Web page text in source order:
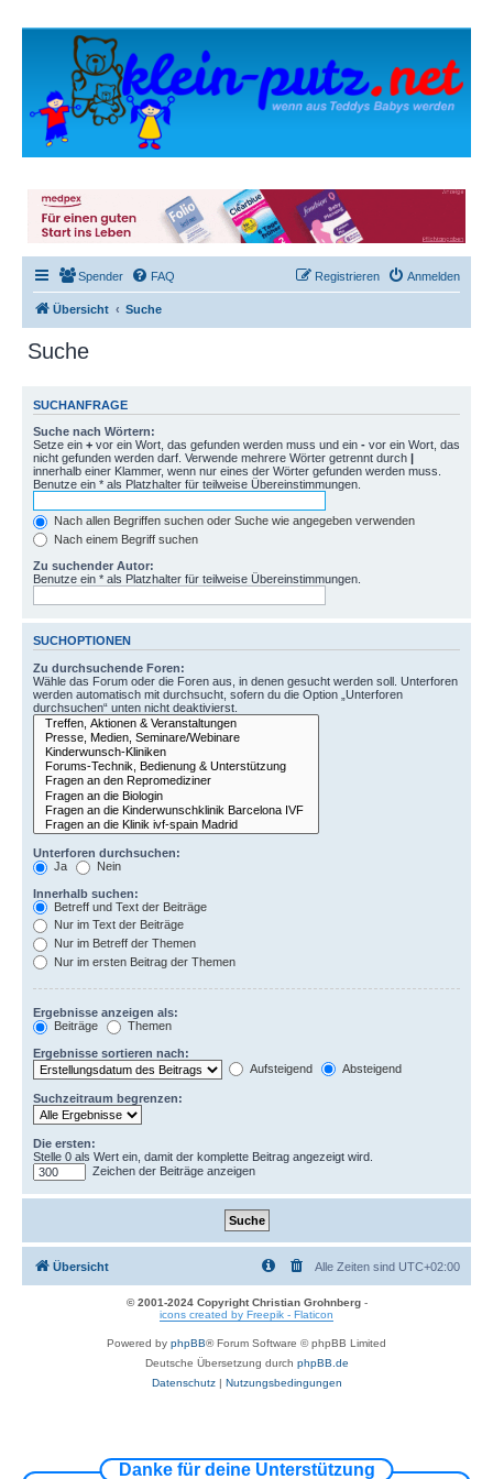
Spender FAQ Anmelden
Registrieren
Übersicht Suche
Suche
SUCHANFRAGE
Suche nach Wörtern:
Setze ein + vor ein Wort, das gefunden werden muss und ein - vor ein Wort, das
nicht gefunden werden darf. Verwende mehrere Wörter getrennt durch |
innerhalb einer Klammer, wenn nur eines der Wörter gefunden werden muss.
Benutze ein * als Platzhalter für teilweise Übereinstimmungen.
Nach allen Begriffen suchen oder Suche wie angegeben verwenden
Nach einem Begriff suchen
Zu suchender Autor:
Benutze ein * als Platzhalter für teilweise Übereinstimmungen.
SUCHOPTIONEN
Zu durchsuchende Foren:
Wähle das Forum oder die Foren aus, in denen gesucht werden soll. Unterforen
werden automatisch mit durchsucht, sofern du die Option „Unterforen
durchsuchen“ unten nicht deaktivierst.
Unterforen durchsuchen:
Ja
Nein
Innerhalb suchen:
Betreff und Text der Beiträge
Nur im Text der Beiträge
Nur im Betreff der Themen
Nur im ersten Beitrag der Themen
Ergebnisse anzeigen als:
Beiträge
Themen
Ergebnisse sortieren nach:
Aufsteigend
Absteigend
Suchzeitraum begrenzen:
Die ersten:
Stelle 0 als Wert ein, damit der komplette Beitrag angezeigt wird.
Zeichen der Beiträge anzeigen
Übersicht Alle Zeiten sind UTC+02:00
© 2001-2024 Copyright Christian Grohnberg-
icons created by Freepik - Flaticon
Powered by phpBB® Forum Software © phpBB Limited
Deutsche Übersetzung durch phpBB.de
Datenschutz| Nutzungsbedingungen
Danke für deine Unterstützung